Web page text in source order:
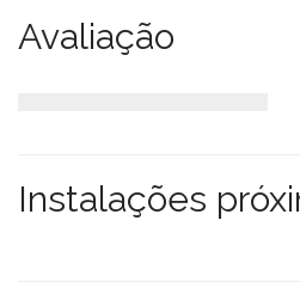
Avaliação
Instalações